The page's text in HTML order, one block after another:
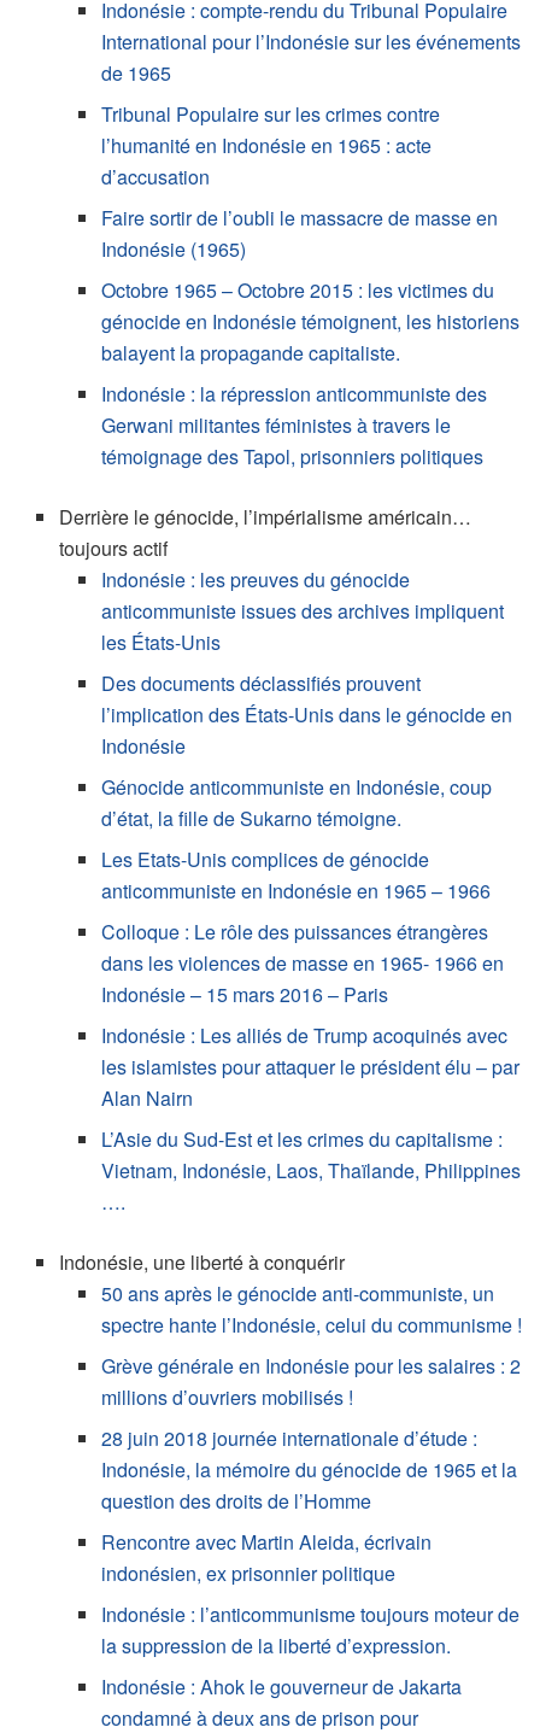
Indonésie : compte-rendu du Tribunal Populaire
International pour l’Indonésie sur les événements
de 1965
Tribunal Populaire sur les crimes contre
l’humanité en Indonésie en 1965 : acte
d’accusation
Faire sortir de l’oubli le massacre de masse en
Indonésie (1965)
Octobre 1965 – Octobre 2015 : les victimes du
génocide en Indonésie témoignent, les historiens
balayent la propagande capitaliste.
Indonésie : la répression anticommuniste des
Gerwani militantes féministes à travers le
témoignage des Tapol, prisonniers politiques
Derrière le génocide, l’impérialisme américain…
toujours actif
Indonésie : les preuves du génocide
anticommuniste issues des archives impliquent
les États-Unis
Des documents déclassifiés prouvent
l’implication des États-Unis dans le génocide en
Indonésie
Génocide anticommuniste en Indonésie, coup
d’état, la fille de Sukarno témoigne.
Les Etats-Unis complices de génocide
anticommuniste en Indonésie en 1965 – 1966
Colloque : Le rôle des puissances étrangères
dans les violences de masse en 1965- 1966 en
Indonésie – 15 mars 2016 – Paris
Indonésie : Les alliés de Trump acoquinés avec
les islamistes pour attaquer le président élu – par
Alan Nairn
L’Asie du Sud-Est et les crimes du capitalisme :
Vietnam, Indonésie, Laos, Thaïlande, Philippines
….
Indonésie, une liberté à conquérir
50 ans après le génocide anti-communiste, un
spectre hante l’Indonésie, celui du communisme !
Grève générale en Indonésie pour les salaires : 2
millions d’ouvriers mobilisés !
28 juin 2018 journée internationale d’étude :
Indonésie, la mémoire du génocide de 1965 et la
question des droits de l’Homme
Rencontre avec Martin Aleida, écrivain
indonésien, ex prisonnier politique
Indonésie : l’anticommunisme toujours moteur de
la suppression de la liberté d’expression.
Indonésie : Ahok le gouverneur de Jakarta
condamné à deux ans de prison pour